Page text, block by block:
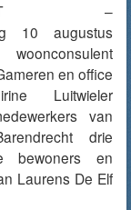
–
10 augustus
woonconsulent
en office
Luitwieler
van
drie
bewoners en
Laurens De Elf